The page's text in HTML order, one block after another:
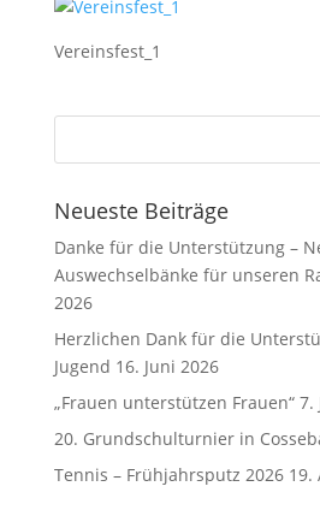
Vereinsfest_1
Neueste Beiträge
Danke für die Unterstützung –
Auswechselbänke für unseren
2026
Herzlichen Dank für die
Jugend 16. Juni 2026
„Frauen unterstützen Frauen“ 7.
20. Grundschulturnier in
Tennis – Frühjahrsputz 2026 19.